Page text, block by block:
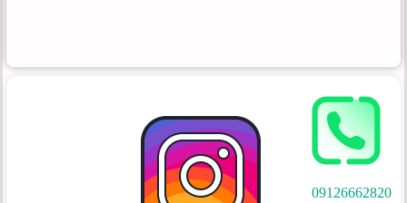
09126662820